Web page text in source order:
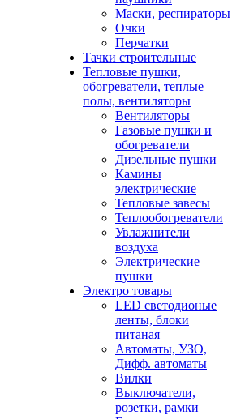
Маски, респираторы
Очки
Перчатки
Тачки строительные
Тепловые пушки,
обогреватели, теплые
полы, вентиляторы
Вентиляторы
Газовые пушки и
обогреватели
Дизельные пушки
Камины
электрические
Тепловые завесы
Теплообогреватели
Увлажнители
воздуха
Электрические
пушки
Электро товары
LED светодионые
ленты, блоки
питаная
Автоматы, УЗО,
Дифф. автоматы
Вилки
Выключатели,
розетки, рамки